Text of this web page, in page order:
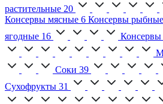
растительные 20
Консервы мясные 6 Консервы рыбные
ягодные 16
Соки 39
Сухофрукты 31